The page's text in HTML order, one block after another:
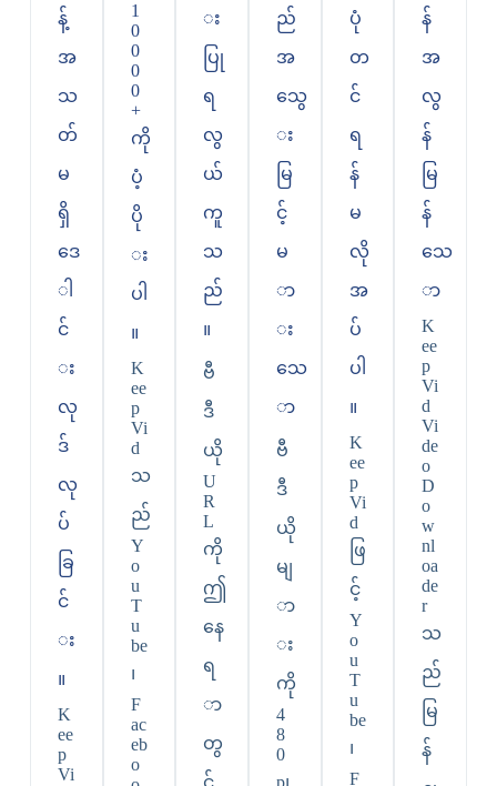
န့်
အ
သ
တ်
မ
ရှိ
ဒေ
ါ
င်
း
လု
ဒ်
လု
ပ်
ခြ
င်
း
။
K
ee
p
Vi
1
0
0
0
0
+
ကို
ပံ့
ပို
း
ပါ
။
K
ee
p
Vi
d
သ
ည်
Y
o
u
T
u
be
၊
F
ac
eb
o
း
ပြု
ရ
လွ
ယ်
ကူ
သ
ည်
။
ဗီ
ဒီ
ယို
U
R
L
ကို
ဤ
နေ
ရ
ာ
တွ
င်
ည်
အ
သွေ
း
မြ
င့်
မ
ာ
း
သေ
ာ
ဗီ
ဒီ
ယို
မျ
ာ
း
ကို
4
8
0
p၊
ပုံ
တ
င်
ရ
န်
မ
လို
အ
ပ်
ပါ
။
K
ee
p
Vi
d
ဖြ
င့်
Y
o
u
T
u
be
၊
F
န်
အ
လွ
န်
မြ
န်
သေ
ာ
K
ee
p
Vi
d
Vi
de
o
D
o
w
nl
oa
de
r
သ
ည်
မြ
န်